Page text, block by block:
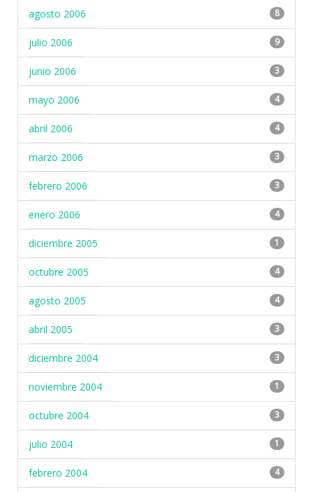
agosto 2006 8
julio 2006 9
junio 2006 3
mayo 2006 4
abril 2006 4
marzo 2006 3
febrero 2006 3
enero 2006 4
diciembre 2005 1
octubre 2005 4
agosto 2005 4
abril 2005 3
diciembre 2004 3
noviembre 2004 1
octubre 2004 3
julio 2004 1
febrero 2004 4